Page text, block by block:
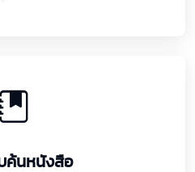
ค้นหนังสือ